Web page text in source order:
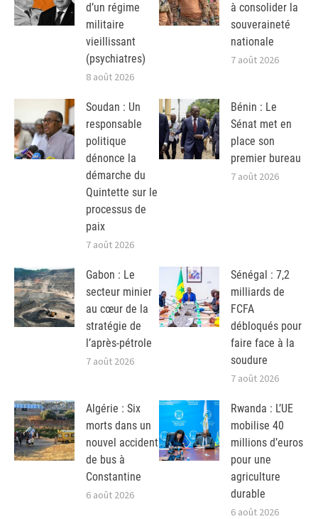
d’un régime
militaire
vieillissant
(psychiatres)
8 août 2026
à consolider la
souveraineté
nationale
7 août 2026
Soudan : Un
responsable
politique
dénonce la
démarche du
Quintette sur le
processus de
paix
7 août 2026
Bénin : Le
Sénat met en
place son
premier bureau
7 août 2026
Gabon : Le
secteur minier
au cœur de la
stratégie de
l’après-pétrole
7 août 2026
Sénégal : 7,2
milliards de
FCFA
débloqués pour
faire face à la
soudure
7 août 2026
Algérie : Six
morts dans un
nouvel accident
de bus à
Constantine
6 août 2026
Rwanda : L’UE
mobilise 40
millions d’euros
pour une
agriculture
durable
6 août 2026